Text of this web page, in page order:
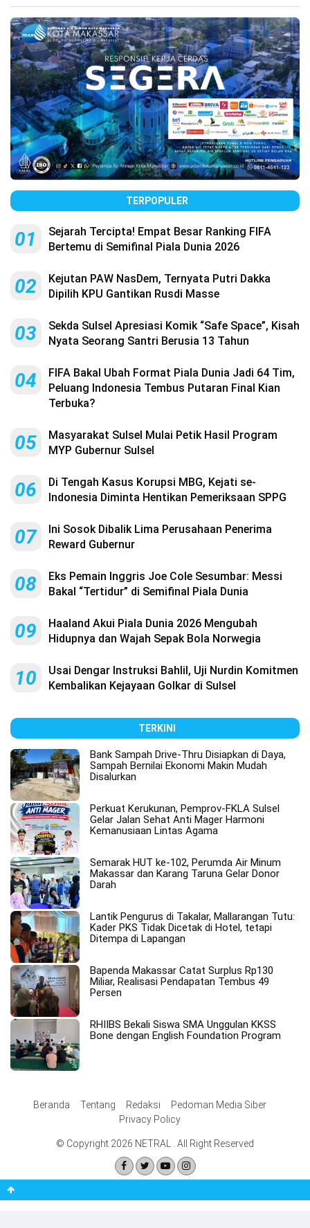
TERPOPULER
01
Sejarah Tercipta! Empat Besar Ranking FIFA
Bertemu di Semifinal Piala Dunia 2026
02
Kejutan PAW NasDem, Ternyata Putri Dakka
Dipilih KPU Gantikan Rusdi Masse
03
Sekda Sulsel Apresiasi Komik “Safe Space”, Kisah
Nyata Seorang Santri Berusia 13 Tahun
04
FIFA Bakal Ubah Format Piala Dunia Jadi 64 Tim,
Peluang Indonesia Tembus Putaran Final Kian
Terbuka?
05
Masyarakat Sulsel Mulai Petik Hasil Program
MYP Gubernur Sulsel
06
Di Tengah Kasus Korupsi MBG, Kejati se-
Indonesia Diminta Hentikan Pemeriksaan SPPG
07
Ini Sosok Dibalik Lima Perusahaan Penerima
Reward Gubernur
08
Eks Pemain Inggris Joe Cole Sesumbar: Messi
Bakal “Tertidur” di Semifinal Piala Dunia
09
Haaland Akui Piala Dunia 2026 Mengubah
Hidupnya dan Wajah Sepak Bola Norwegia
10
Usai Dengar Instruksi Bahlil, Uji Nurdin Komitmen
Kembalikan Kejayaan Golkar di Sulsel
TERKINI
Bank Sampah Drive-Thru Disiapkan di Daya,
Sampah Bernilai Ekonomi Makin Mudah
Disalurkan
Perkuat Kerukunan, Pemprov-FKLA Sulsel
Gelar Jalan Sehat Anti Mager Harmoni
Kemanusiaan Lintas Agama
Semarak HUT ke-102, Perumda Air Minum
Makassar dan Karang Taruna Gelar Donor
Darah
Lantik Pengurus di Takalar, Mallarangan Tutu:
Kader PKS Tidak Dicetak di Hotel, tetapi
Ditempa di Lapangan
Bapenda Makassar Catat Surplus Rp130
Miliar, Realisasi Pendapatan Tembus 49
Persen
RHIIBS Bekali Siswa SMA Unggulan KKSS
Bone dengan English Foundation Program
Beranda Tentang Redaksi
Pedoman Media Siber
Privacy Policy
© Copyright 2026 NETRAL . All Right Reserved